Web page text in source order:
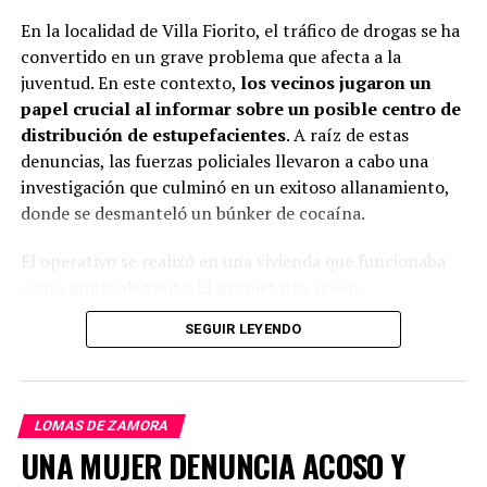
Además, han señalado que “las clases son presenciales y
tienen cupos limitados”.
Esta iniciativa es parte de los esfuerzos del Municipio
para fomentar la educación ambiental y el desarrollo de
prácticas sostenibles en la comunidad. Los interesados
participar en alguna de las propuestas educativas
LOMAS DE ZAMORA
SUSTENTABILIDAD
PRÓXIMO ARTÍCULO
CONTROVERSIA: GITANA ACUSADA DE ESTAFA RENUEVA SU
DNI MIENTRAS ES BUSCADA
En la localidad de Villa Fiorito, el tráfico de drogas se ha
convertido en un grave problema que afecta a la
juventud. En este contexto, los vecinos jugaron un
papel crucial al informar sobre un posible centro de
distribución de estupefacientes. A raíz de estas
denuncias, las fuerzas policiales llevaron a cabo una
investigación que culminó en un exitoso allanamiento,
donde se desmanteló un búnker de cocaína.
El operativo se realizó en una vivienda que funcionaba
supuestamente operaba como dealer, fue detenido por
las autoridades. Durante el procedimiento, se logró
SEGUIR LEYENDO
LOMAS DE ZAMORA
UNA MUJER DENUNCIA ACOSO Y